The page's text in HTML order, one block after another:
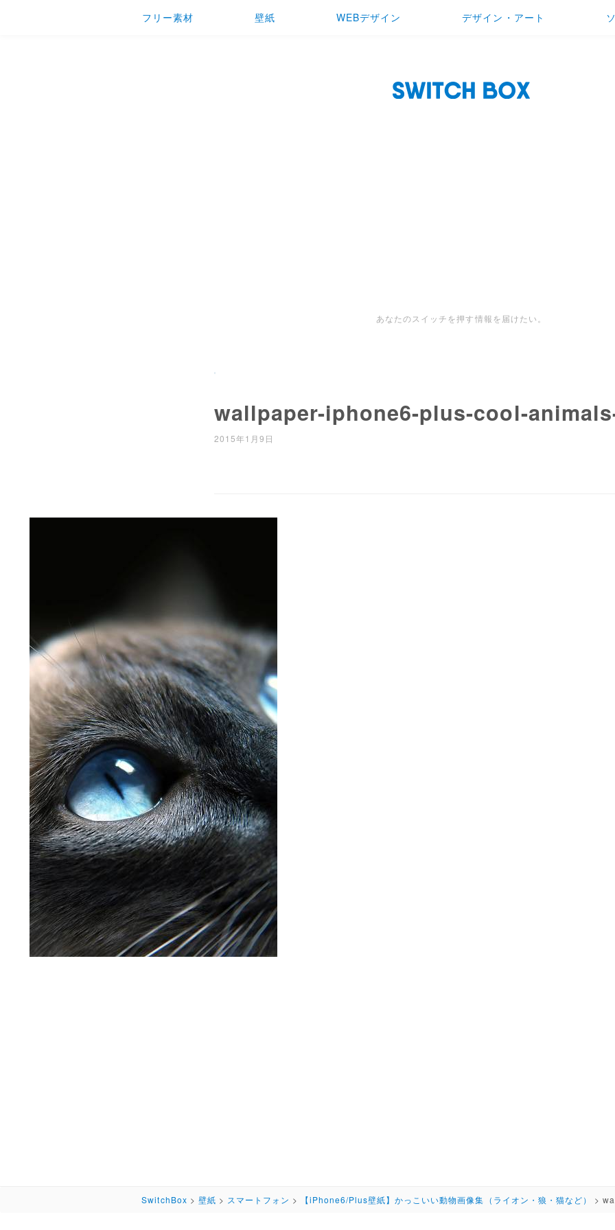
フリー素材 壁紙 WEBデザイン デザイン・アート
あなたのスイッチを押す情報を届けたい。
wallpaper-iphone6-plus-cool-
2015年1月9日
SwitchBox > 壁紙 > スマートフォン > 【iPhone6/Plus壁紙】かっこいい動物画像集（ライオン・狼・猫など） >